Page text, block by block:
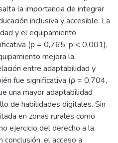
la importancia de integrar
inclusiva y accesible. La
y el equipamiento
(ρ = 0,765, p < 0,001),
mejora la
entre adaptabilidad y
fue significativa (ρ = 0,704,
una mayor adaptabilidad
de habilidades digitales. Sin
en zonas rurales como
ejercicio del derecho a la
conclusión, el acceso a